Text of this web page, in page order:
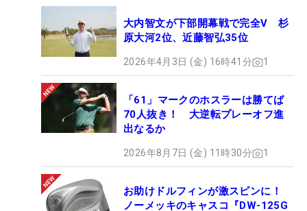
大内智文が下部開幕戦で完全V 杉
原大河2位、近藤智弘35位
2026年4月3日 (金) 16時41分 1
「61」マークのホスラーは勝てば
70人抜き！ 大逆転プレーオフ進
出なるか
2026年8月7日 (金) 11時30分 1
お助けドルフィンが激スピンに！
ノーメッキのキャスコ『DW-125G